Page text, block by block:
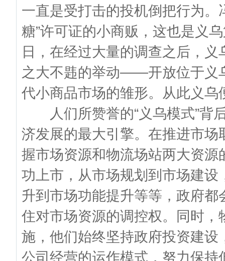
一直是受打击的投机倒把行为。
糖”许可证的小商贩，这也是义
日，在经过大量的调查之后，
之大不韪的举动——开放位于义
代小商品市场的雏形。从此义乌
人们所赞誉的“义乌模式”背
济发展的最大引擎。在推进市
握市场资源和物流场站两大资
功上市，从市场规划到市场建
升到市场功能提升等等，政府
住对市场资源的调控权。同时
施，他们始终坚持政府投资建
公司经营的运作模式，努力保持